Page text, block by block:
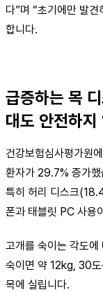
다”며 “초기에만 발
합니다.
급증하는 목
대도 안전하지
건강보험심사평가원
환자가 29.7% 증가했
특히 허리 디스크
폰과 태블릿 PC 사용
고개를 숙이는 각도
숙이면 약 12kg, 30
목에 실립니다.